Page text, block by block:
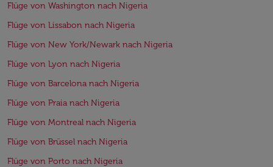
Flüge von Washington nach Nigeria
Flüge von Lissabon nach Nigeria
Flüge von New York/Newark nach Nigeria
Flüge von Lyon nach Nigeria
Flüge von Barcelona nach Nigeria
Flüge von Praia nach Nigeria
Flüge von Montreal nach Nigeria
Flüge von Brüssel nach Nigeria
Flüge von Porto nach Nigeria